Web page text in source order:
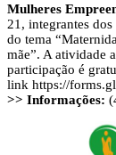
Mulheres
21, integrantes
do tema
mãe”. A atividade
participação é
link https://
>> Informações: